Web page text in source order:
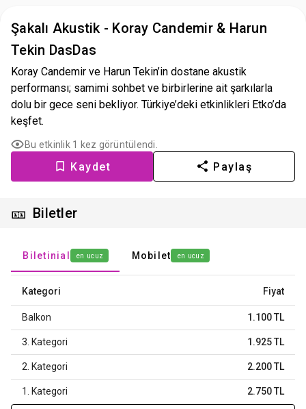
Şakalı Akustik - Koray Candemir & Harun
Tekin DasDas
Koray Candemir ve Harun Tekin’in dostane akustik
performansı; samimi sohbet ve birbirlerine ait şarkılarla
dolu bir gece seni bekliyor. Türkiye’deki etkinlikleri Etko’da
keşfet.
Bu etkinlik 1 kez görüntülendi.
Kaydet Paylaş
🎫 Biletler
Biletinial en ucuz Mobilet en ucuz
Kategori Fiyat
Balkon 1.100 TL
3. Kategori 1.925 TL
2. Kategori 2.200 TL
1. Kategori 2.750 TL